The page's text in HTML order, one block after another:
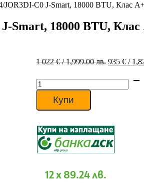
C0 J-Smart, 18000 BTU, Клас
Smart, 18000 BTU, Клас
1 022€ / 1,999.00 лв. Original
was:
1
лв..
935 € /
количество
за
Инверторен
климатик
H18E3E4/JOR3DI-
C0
J-
BTU,
Купи
12 x 89.24 лв.